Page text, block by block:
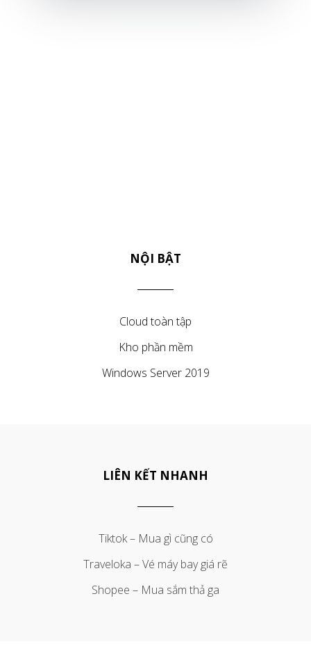
NỘI BẬT
Cloud toàn tập
Kho phần mềm
Windows Server 2019
LIÊN KẾT NHANH
Tiktok – Mua gì cũng có
Traveloka – Vé máy bay giá rẽ
Shopee – Mua sắm thả ga